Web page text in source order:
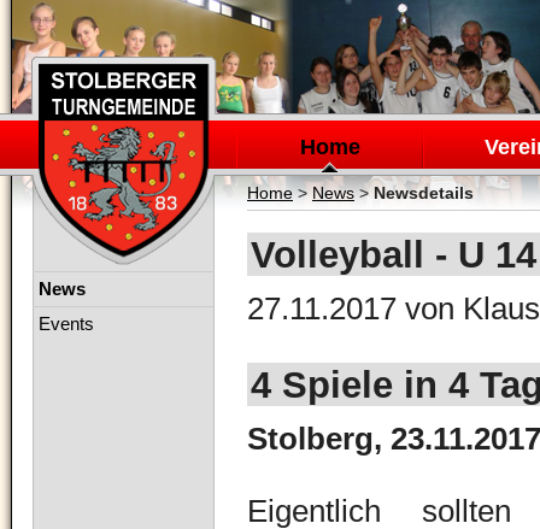
Navigation
überspringen
Home
Home> News>Newsdetails
Volleyball - U
27.11.2017 von
4 Spiele in 4
Stolberg, 23.11.2017
Eigentlich
Navigation
News
Events